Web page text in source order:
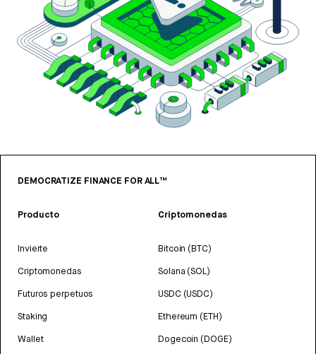
DEMOCRATIZE FINANCE FOR ALL™
Producto
Invierte
Criptomonedas
Futuros perpetuos
Staking
Wallet
Criptomonedas
Bitcoin (BTC)
Solana (SOL)
USDC (USDC)
Ethereum (ETH)
Dogecoin (DOGE)